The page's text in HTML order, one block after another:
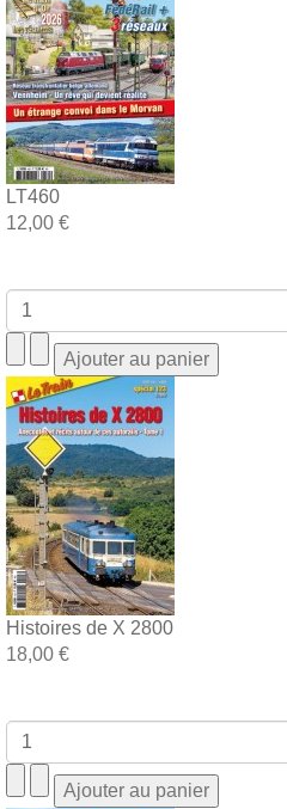
LT460
12,00 €
Histoires de X 2800
18,00 €